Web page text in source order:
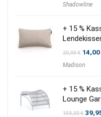
war:
Shadowline
+ 15 %
20,00€
war:
14,00
Madison
+ 15 %
Lounge
159,00€